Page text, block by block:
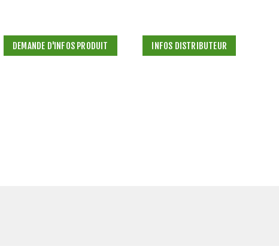
DEMANDE D'INFOS PRODUIT INFOS DISTRIBUTEUR